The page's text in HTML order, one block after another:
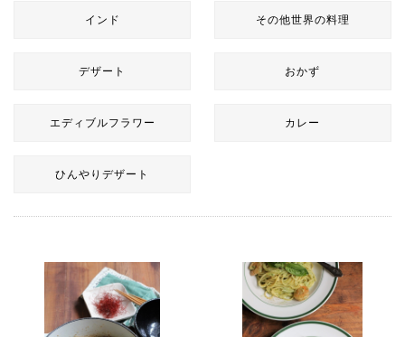
インド その他世界の料理
デザート おかず
エディブルフラワー カレー
ひんやりデザート